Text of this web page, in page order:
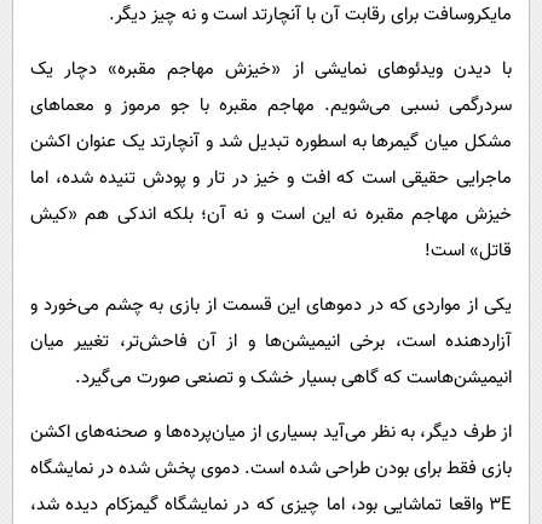
مایکروسافت برای رقابت آن با آنچارتد است و نه چیز دیگر.
با دیدن ویدئوهای نمایشی از «خیزش مهاجم مقبره» دچار یک
سردرگمی نسبی می‌شویم. مهاجم مقبره با جو مرموز و معماهای
مشکل میان گیمرها به اسطوره تبدیل شد و آنچارتد یک عنوان اکشن
ماجرایی حقیقی است که افت و خیز در تار و پودش تنیده شده، اما
خیزش مهاجم مقبره نه این است و نه آن؛ بلکه اندکی هم «کیش
قاتل» است!
یکی از مواردی که در دموهای این قسمت از بازی به چشم می‌خورد و
آزاردهنده است، برخی انیمیشن‌ها و از آن فاحش‌تر، تغییر میان
انیمیشن‌هاست که گاهی بسیار خشک و تصنعی صورت می‌گیرد.
از طرف دیگر، به نظر می‌آید بسیاری از میان‌پرده‌ها و صحنه‌های اکشن
بازی فقط برای بودن طراحی شده‌ است. دموی پخش شده در نمایشگاه
E
3 واقعا تماشایی بود، اما چیزی که در نمایشگاه گیمزکام دیده شد،